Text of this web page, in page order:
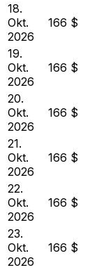
18.
Okt.
2026
166 $
19.
Okt.
2026
166 $
20.
Okt.
2026
166 $
21.
Okt.
2026
166 $
22.
Okt.
2026
166 $
23.
Okt.
2026
166 $